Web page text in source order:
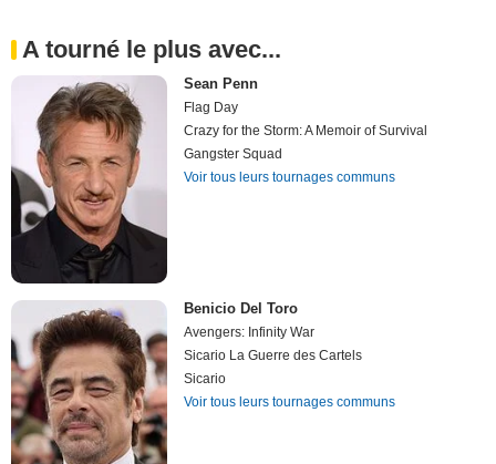
A tourné le plus avec...
Sean Penn
Flag Day
Crazy for the Storm: A Memoir of Survival
Gangster Squad
Voir tous leurs tournages communs
Benicio Del Toro
Avengers: Infinity War
Sicario La Guerre des Cartels
Sicario
Voir tous leurs tournages communs